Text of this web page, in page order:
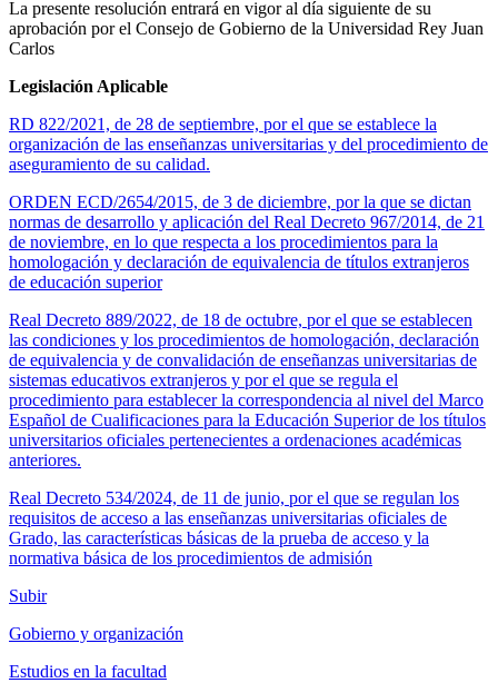
La presente resolución entrará en vigor al día siguiente de su
aprobación por el Consejo de Gobierno de la Universidad Rey Juan
Carlos
Legislación Aplicable
RD 822/2021, de 28 de septiembre, por el que se establece la
organización de las enseñanzas universitarias y del procedimiento de
aseguramiento de su calidad.
ORDEN ECD/2654/2015, de 3 de diciembre, por la que se dictan
normas de desarrollo y aplicación del Real Decreto 967/2014, de 21
de noviembre, en lo que respecta a los procedimientos para la
homologación y declaración de equivalencia de títulos extranjeros
de educación superior
Real Decreto 889/2022, de 18 de octubre, por el que se establecen
las condiciones y los procedimientos de homologación, declaración
de equivalencia y de convalidación de enseñanzas universitarias de
sistemas educativos extranjeros y por el que se regula el
procedimiento para establecer la correspondencia al nivel del Marco
Español de Cualificaciones para la Educación Superior de los títulos
universitarios oficiales pertenecientes a ordenaciones académicas
anteriores.
Real Decreto 534/2024, de 11 de junio, por el que se regulan los
requisitos de acceso a las enseñanzas universitarias oficiales de
Grado, las características básicas de la prueba de acceso y la
normativa básica de los procedimientos de admisión
Subir
Gobierno y organización
Estudios en la facultad